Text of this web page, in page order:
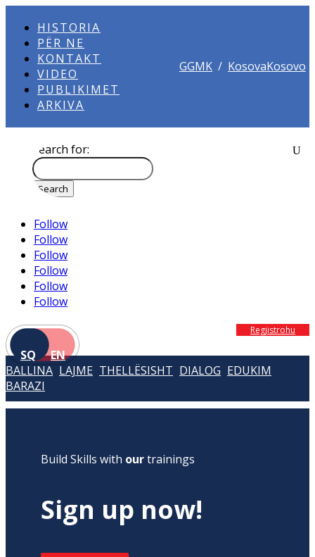
HISTORIA
PËR NE
KONTAKT
VIDEO
PUBLIKIMET
ARKIVA
GGMK / KosovaKosovo
Search for:
Follow
Follow
Follow
Follow
Follow
Follow
SQ EN
Regjistrohu
BALLINA LAJME THELLËSISHT DIALOG EDUKIM
BARAZI
Build Skills with ourtrainings
Sign up now!